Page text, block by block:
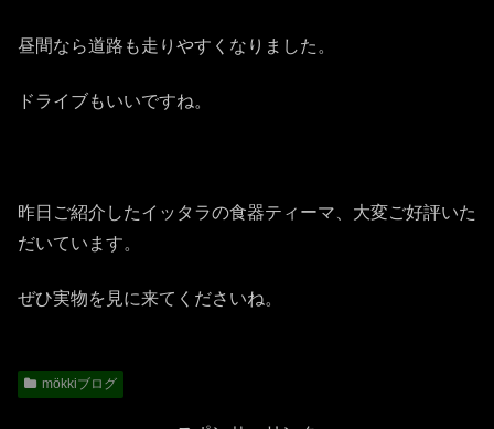
昼間なら道路も走りやすくなりました。
ドライブもいいですね。
昨日ご紹介したイッタラの食器ティーマ、大変ご好評いた
だいています。
ぜひ実物を見に来てくださいね。
mökkiブログ